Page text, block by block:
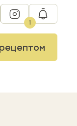
instagram
1